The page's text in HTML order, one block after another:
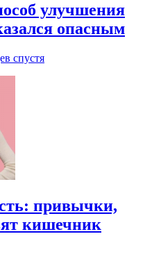
улучшения
опасным
спустя
привычки,
кишечник